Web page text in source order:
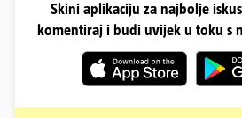
Skini aplikaciju za najbolje
komentiraj i budi uvijek u toku s